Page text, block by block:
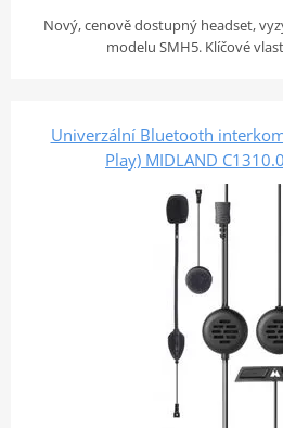
Nový, cenově dostupný headset,
modelu SMH5. Klíčové
Univerzální Bluetooth
Play) MIDLAND